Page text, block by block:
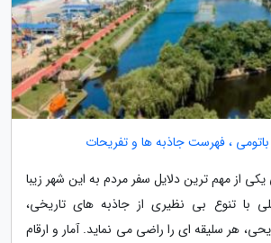
، فهرست جاذبه ها و تفریحات
از مهم ترین دلایل سفر مردم به این شهر زیبا
با تنوع بی نظیری از جاذبه های تاریخی،
هر سلیقه ای را راضی می نماید. آمار و ارقام